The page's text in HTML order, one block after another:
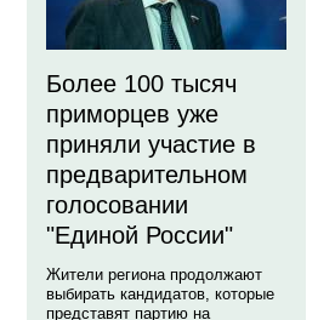
Более 100 тысяч
приморцев уже
приняли участие в
предварительном
голосовании
"Единой России"
Жители региона продолжают
выбирать кандидатов, которые
представят партию на